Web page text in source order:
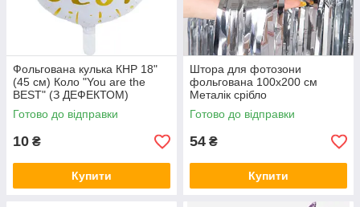
Фольгована кулька КНР 18"
(45 см) Коло "You are the
BEST" (З ДЕФЕКТОМ)
Готово до відправки
10 ₴
Купити
Штора для фотозони
фольгована 100х200 см
Металік срібло
Готово до відправки
54 ₴
Купити